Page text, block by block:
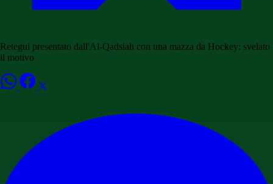
Retegui presentato dall'Al-Qadsiah con una mazza da Hockey: svelato
il motivo